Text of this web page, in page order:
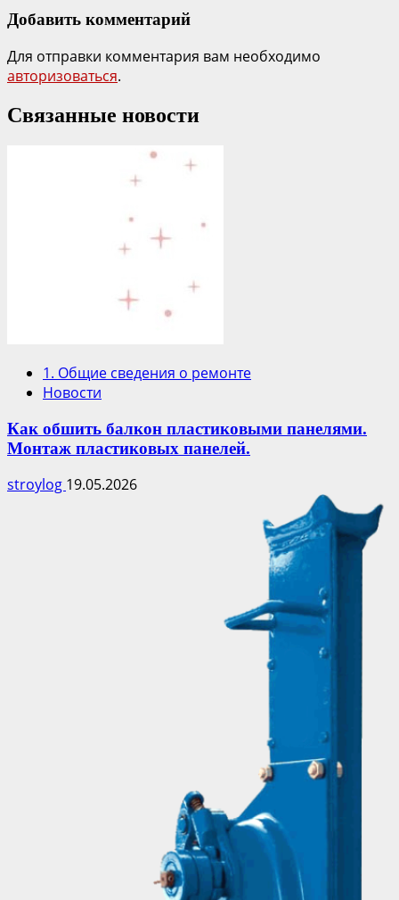
Добавить комментарий
Для отправки комментария вам необходимо
авторизоваться.
Связанные новости
1. Общие сведения о ремонте
Новости
Как обшить балкон пластиковыми панелями.
Монтаж пластиковых панелей.
stroylog 19.05.2026